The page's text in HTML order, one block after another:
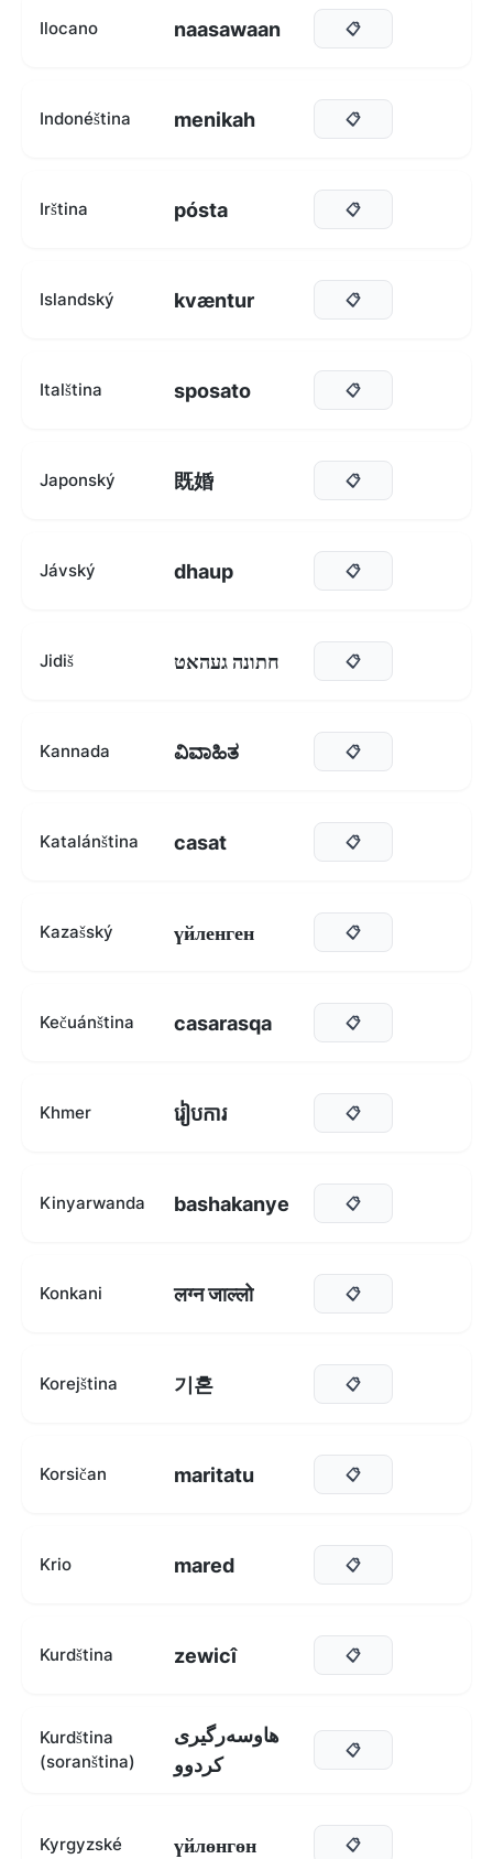
Ilocano naasawaan 📋
Indonéština menikah 📋
Irština pósta 📋
Islandský kvæntur 📋
Italština sposato 📋
Japonský 既婚 📋
Jávský dhaup 📋
Jidiš חתונה געהאט 📋
Kannada ವಿವಾಹಿತ 📋
Katalánština casat 📋
Kazašský үйленген 📋
Kečuánština casarasqa 📋
Khmer រៀបការ 📋
Kinyarwanda bashakanye 📋
Konkani लग्न जाल्लो 📋
Korejština 기혼 📋
Korsičan maritatu 📋
Krio mared 📋
Kurdština zewicî 📋
Kurdština
(soranština)
هاوسەرگیری
کردوو
📋
Kyrgyzské үйлөнгөн 📋